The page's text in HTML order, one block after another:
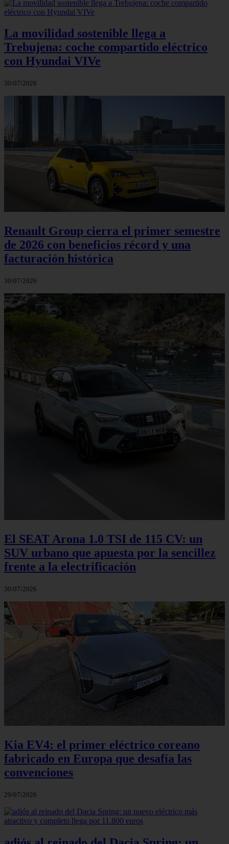
La movilidad sostenible llega a
Trebujena: coche compartido eléctrico
con Hyundai VIVe
30/07/2026
Renault Group cierra el primer semestre
de 2026 con beneficios récord y una
facturación histórica
30/07/2026
El SEAT Arona 1.0 TSI de 115 CV: un
SUV urbano que apuesta por la sencillez
frente a la electrificación
30/07/2026
Kia EV4: el primer eléctrico coreano
fabricado en Europa que desafía las
convenciones
29/07/2026